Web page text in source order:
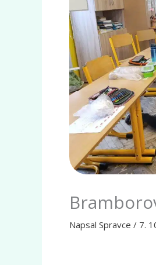
Napsal Spravce / 7.